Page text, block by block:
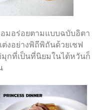
มอร่อยตามแบบฉบับอิตา
งอย่างพิถีพิถันด้วยเชฟ
กที่เป็นที่นิยมในไต้หวันก็